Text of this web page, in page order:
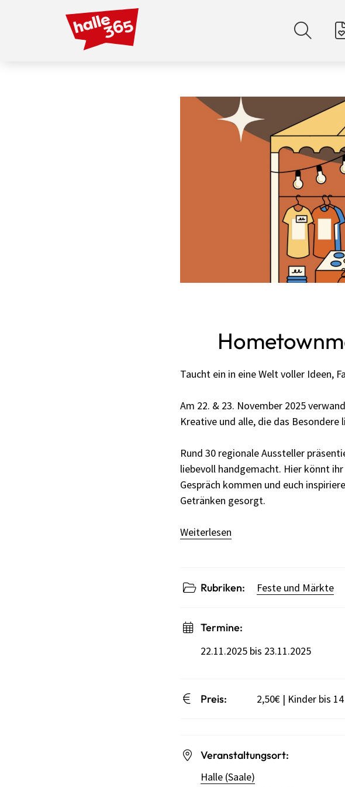
Taucht ein in eine Welt voller Ideen,
Am 22. & 23. November 2025
Kreative und alle, die das Besondere
Rund 30 regionale Aussteller
liebevoll handgemacht. Hier könnt
Gespräch kommen und euch
Getränken gesorgt.
Weiterlesen
Rubriken: Feste und Märkte
Termine:
22.11.2025 bis 23.11.2025
Preis: 2,50€ | Kinder bis
Veranstaltungsort:
Halle (Saale)